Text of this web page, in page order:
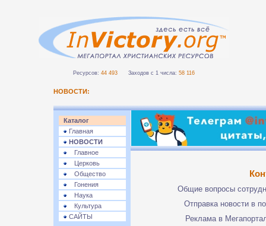
Ресурсов: 44 493Заходов с 1 числа: 58 116
НОВОСТИ:
Каталог
Главная
НОВОСТИ
Главное
Церковь
Общество
Гонения
Наука
Культура
САЙТЫ
Общие вопросы
Отправка новости в
Реклама в